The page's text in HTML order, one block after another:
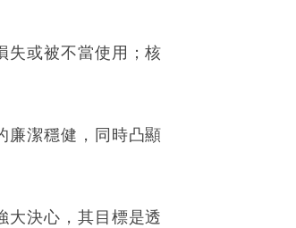
失或被不當使用；核
廉潔穩健，同時凸顯
大決心，其目標是透